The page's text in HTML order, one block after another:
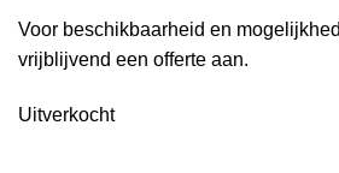
Voor beschikbaarheid en
vrijblijvend een offerte aan.
Uitverkocht